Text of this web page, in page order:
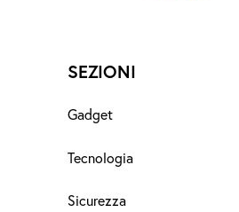
SEZIONI
Gadget
Tecnologia
Sicurezza